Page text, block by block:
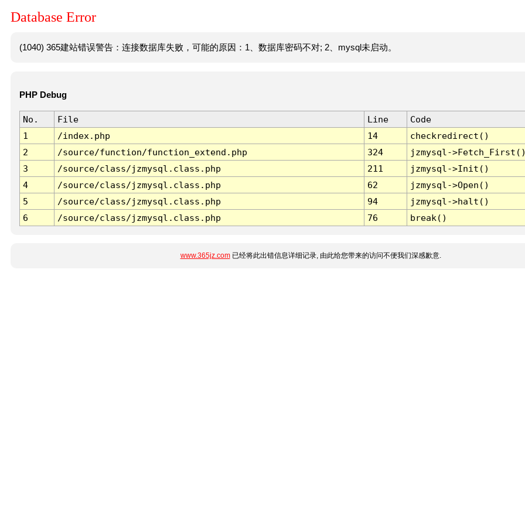
Database Error
(1040) 365建站错误警告：连接数据库失败，可能的原因：1、数据库密码不对; 2、mysql未启动。
PHP Debug
No. File Line
Code
1
/index.php 14
checkredirect()
2
/source/function/function_extend.php 324
jzmysql-
3
/source/class/jzmysql.class.php 211
jzmysql->Init()
4
/source/class/jzmysql.class.php 62
jzmysql->Open()
5
/source/class/jzmysql.class.php 94
jzmysql->halt()
6
/source/class/jzmysql.class.php 76 break()
www.365jz.com已经将此出错信息详细记录, 由此给您带来的访问不便我们深感歉意.